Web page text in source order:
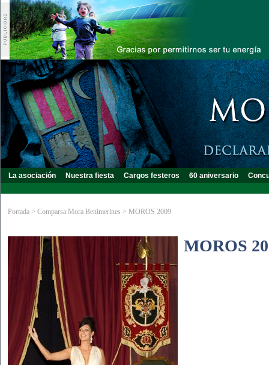
La asociación Nuestra fiesta Cargos festeros 60 aniversario
Portada > Comparsa Mora Benimerines > MOROS 2009
MOROS